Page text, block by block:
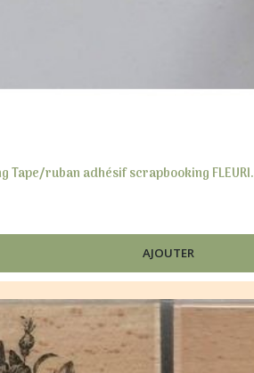
Tape/ruban adhésif scrapbooking FLEURI.
AJOUTER